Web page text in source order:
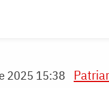
2025 15:38